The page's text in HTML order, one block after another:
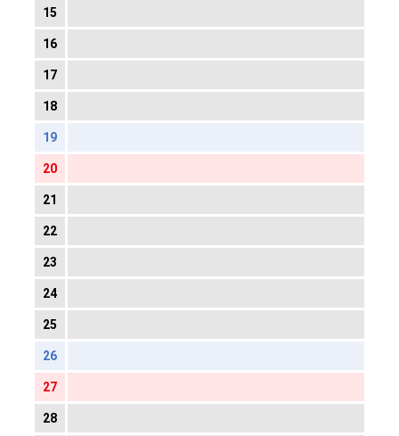
15
16
17
18
19
20
21
22
23
24
25
26
27
28